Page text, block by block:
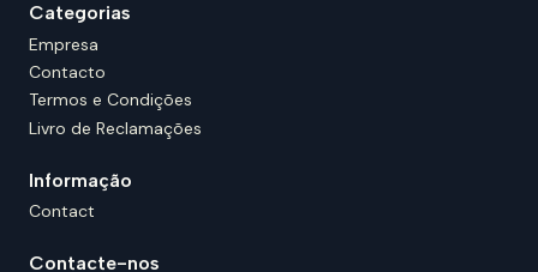
Categorias
Empresa
Contacto
Termos e Condições
Livro de Reclamações
Informação
Contact
Contacte-nos